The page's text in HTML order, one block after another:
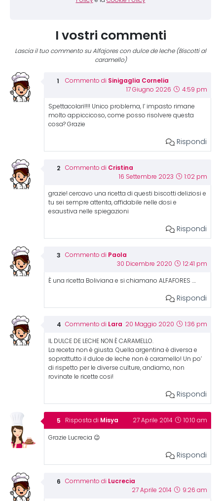
I vostri commenti
Lascia il tuo commento su Alfajores con dulce de leche (Biscotti al
caramello)
Commento di Sinigaglia Cornelia
17 Giugno 2026 4:59 pm
Spettacolari!!!! Unico problema, l’ impasto rimane
molto appiccicoso, come posso risolvere questa
cosa? Grazie
Rispondi
Commento di Cristina
16 Settembre 2023 1:02 pm
grazie! cercavo una ricetta di questi biscotti deliziosi e
tu sei sempre attenta, affidabile nelle dosi e
esaustiva nelle spiegazioni
Rispondi
Commento di Paola
30 Dicembre 2020 12:41 pm
È una ricetta Boliviana e si chiamano ALFAFORES ….
Rispondi
Commento di Lara 20 Maggio 2020 1:36 pm
IL DULCE DE LECHE NON È CARAMELLO.
La receta non è giusta. Quella argentina è diversa e
soprattutto il dulce de leche non è caramello! Un po’
di rispetto per le diverse culture, andiamo, non
rovinate le ricette cosi!
Rispondi
Risposta di Misya 27 Aprile 2014 10:10 am
Grazie Lucrecia 😉
Rispondi
Commento di Lucrecia
27 Aprile 2014 9:26 am